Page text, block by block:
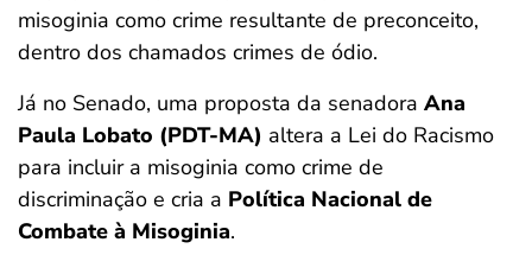
misoginia como crime resultante de preconceito,
dentro dos chamados crimes de ódio.
Já no Senado, uma proposta da senadora Ana
Paula Lobato (PDT-MA) altera a Lei do Racismo
para incluir a misoginia como crime de
discriminação e cria a Política Nacional de
Combate à Misoginia.